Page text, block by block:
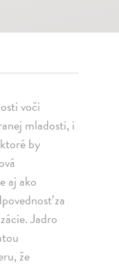
voči
mladosti, i
by
aj ako
za
Jadro
že